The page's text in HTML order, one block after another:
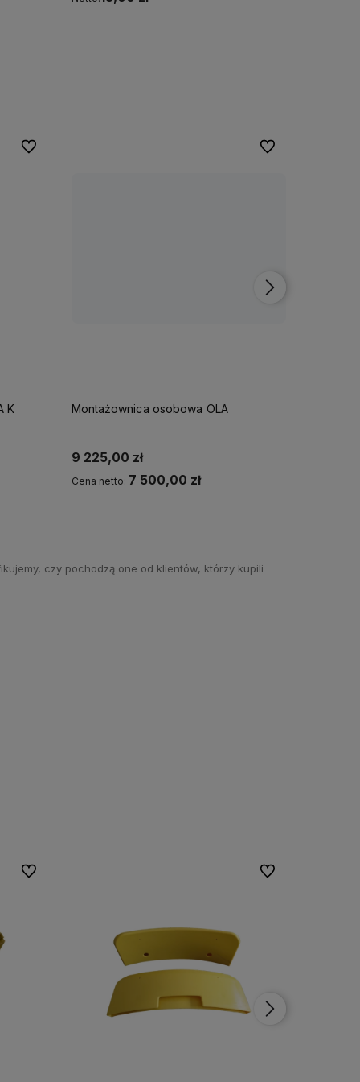
K
Do ulubionych
Montażownica osobowa OLA
9 225,00 zł
Cena netto: 7 500,00 zł
Do ulubionych
czy pochodzą one od klientów, którzy kupili
Do ulubionych Do ulubionych